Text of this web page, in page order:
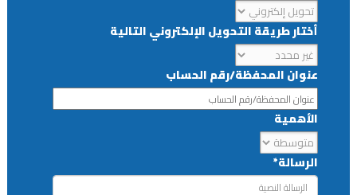
أختار طريقة التحويل الإلكتروني التالية
عنوان المحفظة/رقم الحساب
الأهمية
الرسالة*